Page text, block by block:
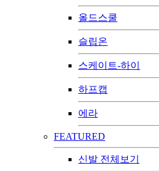
올드스쿨
슬립온
스케이트-하이
하프캡
에라
FEATURED
신발 전체보기